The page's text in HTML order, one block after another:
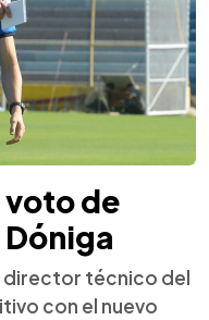
voto de
director técnico del
con el nuevo